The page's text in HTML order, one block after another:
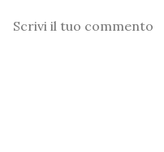
Commento